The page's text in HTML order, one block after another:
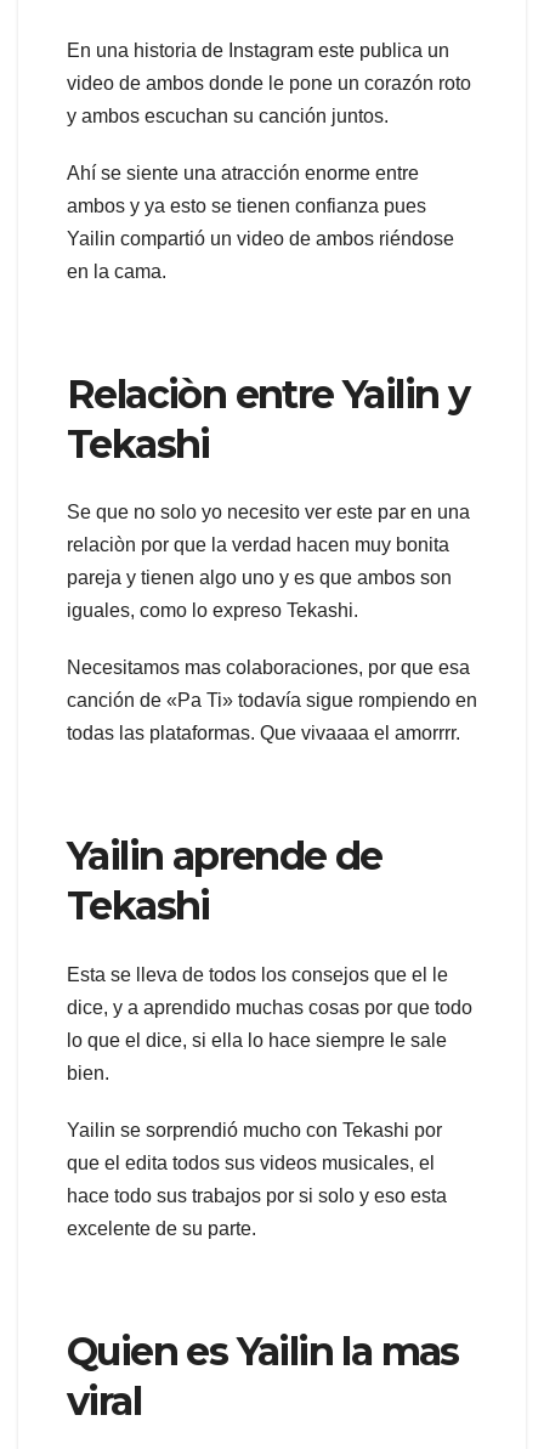
En una historia de Instagram este publica un
video de ambos donde le pone un corazón roto
y ambos escuchan su canción juntos.
Ahí se siente una atracción enorme entre
ambos y ya esto se tienen confianza pues
Yailin compartió un video de ambos riéndose
en la cama.
Relaciòn entre Yailin y
Tekashi
Se que no solo yo necesito ver este par en una
relaciòn por que la verdad hacen muy bonita
pareja y tienen algo uno y es que ambos son
iguales, como lo expreso Tekashi.
Necesitamos mas colaboraciones, por que esa
canción de «Pa Ti» todavía sigue rompiendo en
todas las plataformas. Que vivaaaa el amorrrr.
Yailin aprende de
Tekashi
Esta se lleva de todos los consejos que el le
dice, y a aprendido muchas cosas por que todo
lo que el dice, si ella lo hace siempre le sale
bien.
Yailin se sorprendió mucho con Tekashi por
que el edita todos sus videos musicales, el
hace todo sus trabajos por si solo y eso esta
excelente de su parte.
Quien es Yailin la mas
viral